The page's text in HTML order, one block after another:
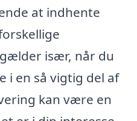
at indhente
især, når du
i en så vigtig del af
kan være en